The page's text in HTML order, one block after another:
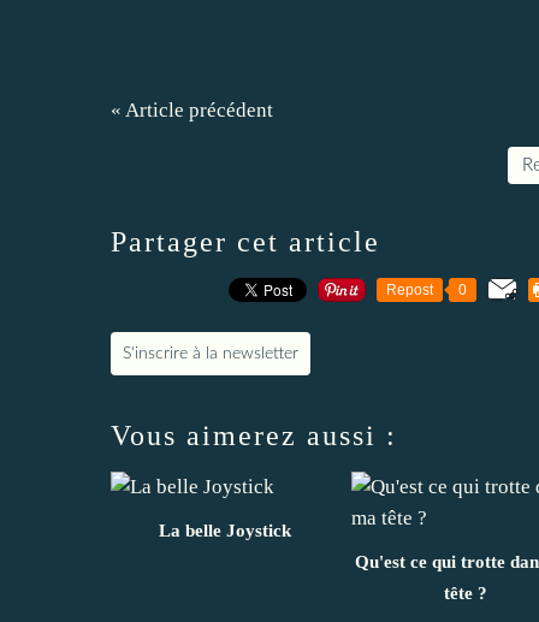
« Article précédent
Partager cet article
Repost 0
S'inscrire à la newsletter
Vous aimerez aussi :
La belle Joystick
Qu'est ce qui trotte
tête ?